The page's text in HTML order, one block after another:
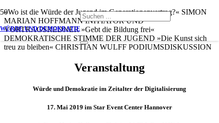
WÜRDE UND DEMOKRATIE
»Wo ist die Würde der Jugend im Generationenvertrag?« SIMON
MARIAN HOFFMANN INITIATOR UND
VORTRAGSREDNER »Gebt die Bildung frei«
DEMOKRATISCHE STIMME DER JUGEND »Die Kunst sich
treu zu bleiben« CHRISTIAN WULFF PODIUMSDISKUSSION
Veranstaltung
Würde und Demokratie im Zeitalter der Digitalisierung
17. Mai 2019 im Star Event Center Hannover